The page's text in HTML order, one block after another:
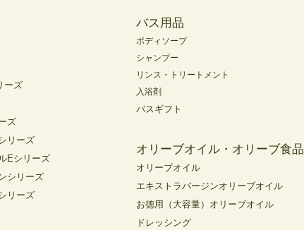
ーズ
ズ
リーズ
Eシリーズ
シリーズ
リーズ
バス用品
ボディソープ
シャンプー
リンス・トリートメント
入浴剤
バスギフト
オリーブオイル・オリーブ食品
オリーブオイル
エキストラバージンオリーブオイル
お徳用（大容量）オリーブオイル
ドレッシング